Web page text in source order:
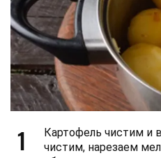
1
Картофель чистим и
чистим, нарезаем